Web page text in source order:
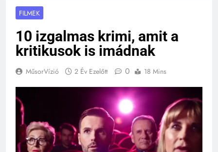
FILMEK
10 izgalmas krimi, amit a
kritikusok is imádnak
MűsorVízió 2 Év Ezelőtt 0 18 Mins